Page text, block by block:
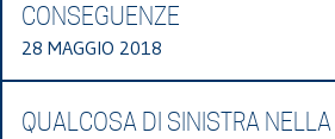
CONSEGUENZE
28 MAGGIO 2018
QUALCOSA DI SINISTRA